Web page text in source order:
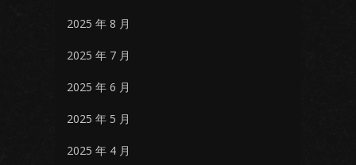
2025 年 8 月
2025 年 7 月
2025 年 6 月
2025 年 5 月
2025 年 4 月